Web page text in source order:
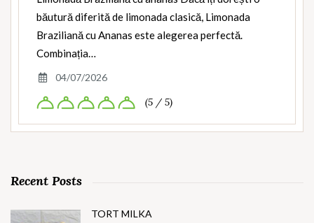
băutură diferită de limonada clasică, Limonada
Braziliană cu Ananas este alegerea perfectă.
Combinația…
04/07/2026
(5 / 5)
Recent Posts
TORT MILKA